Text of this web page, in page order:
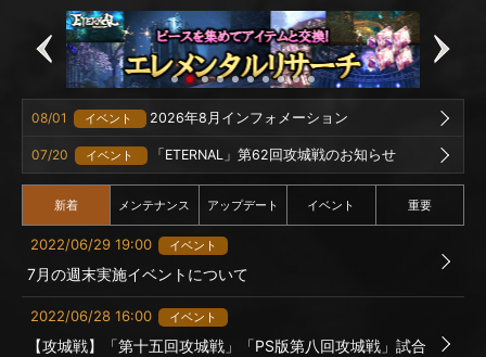
08/01 イベント 2026年8月インフォメーション
07/20 イベント 「ETERNAL」第62回攻城戦のお知らせ
新着 メンテナンス アップデート イベント 重要
2022/06/29 19:00 イベント
7月の週末実施イベントについて
2022/06/28 16:00 イベント
【攻城戦】「第十五回攻城戦」「PS版第八回攻城戦」試合